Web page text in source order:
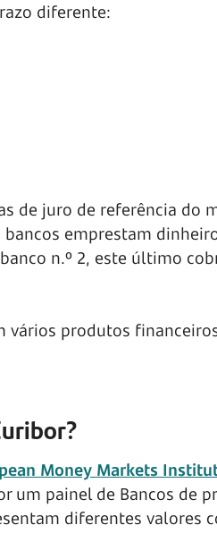
diferente:
de juro de referência do
emprestam
n.º 2, este último
vários produtos
Money Markets
um painel de Bancos de
diferentes valores